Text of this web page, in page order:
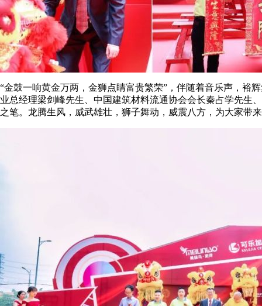
“金鼓一响黄金万两，金狮点睛富贵繁荣”，伴随着音乐声，裕
业总经理梁剑峰先生、中国建筑材料流通协会会长秦占学先生
之笔。龙腾生风，威武雄壮，狮子舞动，威震八方，为大家带